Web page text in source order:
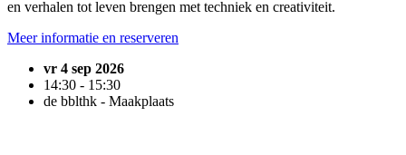
en verhalen tot leven brengen met techniek en creativiteit.
Meer informatie en reserveren
vr 4 sep 2026
14:30 - 15:30
de bblthk - Maakplaats